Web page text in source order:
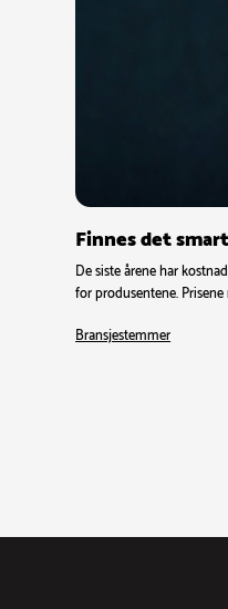
Finnes det
De siste årene har
for produsentene.
Bransjestemmer